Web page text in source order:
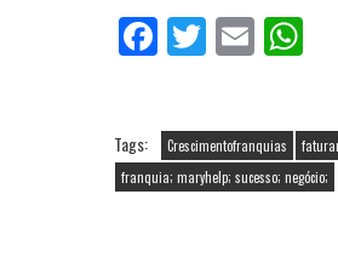
Fa
o
o
T
er
E
l A
p
Tags: Crescimentofranquias
franquia; maryhelp; sucesso; negócio;